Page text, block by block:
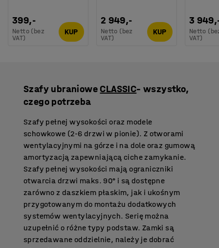
399,-
Netto (bez
VAT)
KUP
2 949,-
Netto (bez
VAT)
KUP
3
Netto
VAT)
Szafy ubraniowe CLASSIC– wszystko,
czego potrzeba
Szafy pełnej wysokości oraz modele
schowkowe (2-6 drzwi w pionie). Z otworami
wentylacyjnymi na górze i na dole oraz gumową
amortyzacją zapewniającą ciche zamykanie.
Szafy pełnej wysokości mają ograniczniki
otwarcia drzwi maks. 90° i są dostępne
zarówno z daszkiem płaskim, jak i ukośnym
przygotowanym do montażu dodatkowych
systemów wentylacyjnych. Serię można
uzupełnić o różne typy podstaw. Zamki są
sprzedawane oddzielnie, należy je dobrać